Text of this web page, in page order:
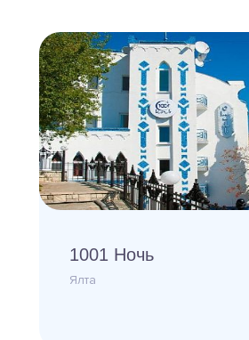
1001 Ночь
Ялта